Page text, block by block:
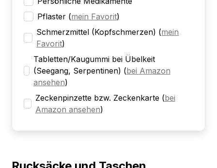
Pflaster (mein Favorit)
Schmerzmittel (Kopfschmerzen) (mein
Favorit)
Tabletten/Kaugummi bei Übelkeit
(Seegang, Serpentinen) (bei Amazon
ansehen)
Zeckenpinzette bzw. Zeckenkarte (bei
Amazon ansehen)